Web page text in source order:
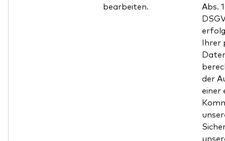
bearbeiten.
Abs.
Ihrer
der
einer